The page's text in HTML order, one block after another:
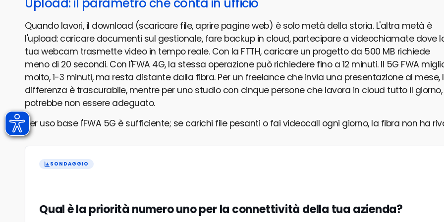
Upload: il parametro che conta in ufficio
Quando lavori, il download (scaricare file, aprire pagine web) è solo metà della storia. L'altra metà è
l'upload: caricare documenti sul gestionale, fare backup in cloud, partecipare a videochiamate dove
tua webcam trasmette video in tempo reale. Con la FTTH, caricare un progetto da 500 MB richiede
meno di 20 secondi. Con l'FWA 4G, la stessa operazione può richiedere fino a 12 minuti. Il 5G FWA
molto, 1-3 minuti, ma resta distante dalla fibra. Per un freelance che invia una presentazione al mese,
differenza è trascurabile, mentre per uno studio con cinque persone che lavora in cloud tutto il giorno,
potrebbe non essere adeguato.
Per uso base l'FWA 5G è sufficiente; se carichi file pesanti o fai videocall ogni giorno, la fibra non ha
SONDAGGIO
Qual è la priorità numero uno per la connettività della tua azienda?